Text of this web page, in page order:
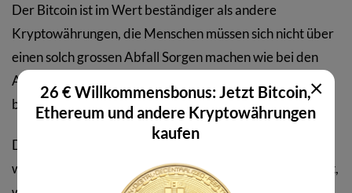
Der Bitcoin ist im Wert beständiger als andere
Kryptowährungen, die Menschen müssen sich nicht über
einen solch grossen Abfall Sorgen machen wie bei den
Altcoins. Dennoch sind die Schwachstellen des Bitcoins
bei Transaktionen klar.
Der Markt ist sehr von Emotionen geprägt. Was passiert,
wenn das Projekt Bitcoin in El Salvador scheitert? Was ist,
26 € Willkommensbonus: Jetzt Bitcoin,
Ethereum und andere Kryptowährungen
kaufen
×